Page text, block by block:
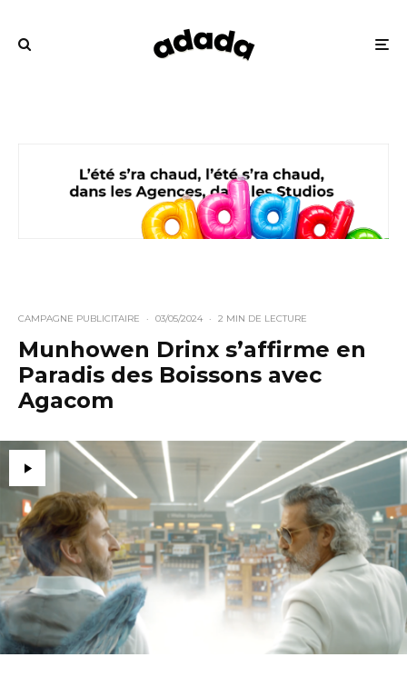
CAMPAGNE PUBLICITAIRE · 03/05/2024 · 2 MIN DE LECTURE
Munhowen Drinx s’affirme en
Paradis des Boissons avec
Agacom